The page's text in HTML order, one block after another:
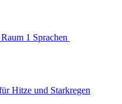
1 Sprachen
Hitze und Starkregen